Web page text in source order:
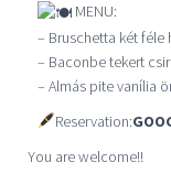
MENU:
– Bruschetta két féle
– Baconbe tekert
– Almás pite vanília
Reservation:
You are welcome!!